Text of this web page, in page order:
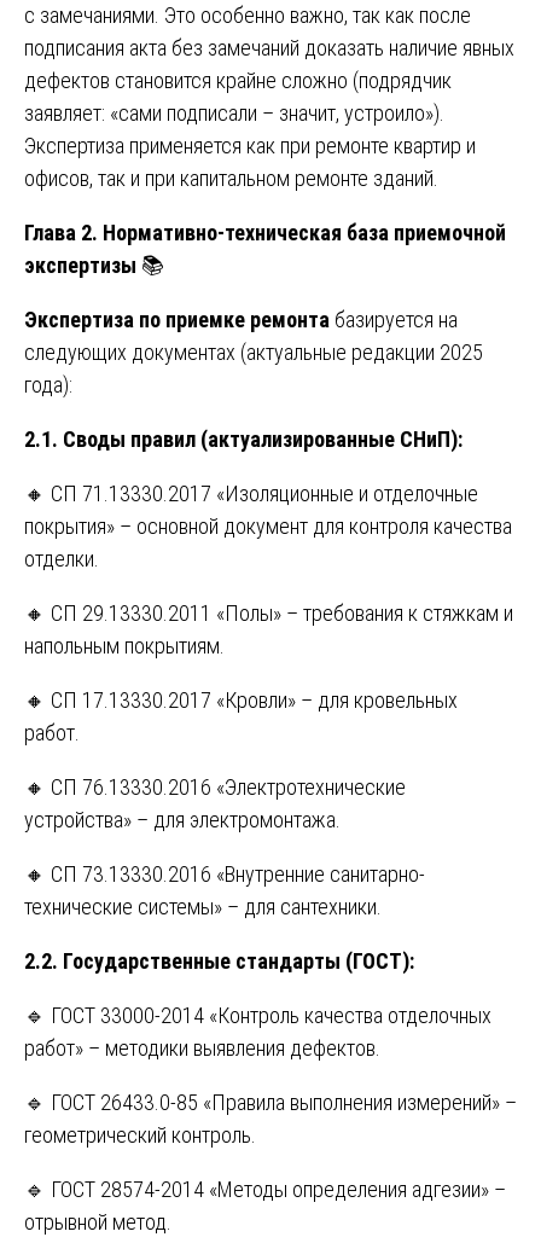
с замечаниями. Это особенно важно, так как после
подписания акта без замечаний доказать наличие явных
дефектов становится крайне сложно (подрядчик
заявляет: «сами подписали – значит, устроило»).
Экспертиза применяется как при ремонте квартир и
офисов, так и при капитальном ремонте зданий.
Глава 2. Нормативно-техническая база приемочной
экспертизы 📚
Экспертиза по приемке ремонта базируется на
следующих документах (актуальные редакции 2025
года):
2.1. Своды правил (актуализированные СНиП):
🔸 СП 71.13330.2017 «Изоляционные и отделочные
покрытия» – основной документ для контроля качества
отделки.
🔸 СП 29.13330.2011 «Полы» – требования к стяжкам и
напольным покрытиям.
🔸 СП 17.13330.2017 «Кровли» – для кровельных
работ.
🔸 СП 76.13330.2016 «Электротехнические
устройства» – для электромонтажа.
🔸 СП 73.13330.2016 «Внутренние санитарно-
технические системы» – для сантехники.
2.2. Государственные стандарты (ГОСТ):
🔹 ГОСТ 33000-2014 «Контроль качества отделочных
работ» – методики выявления дефектов.
🔹 ГОСТ 26433.0-85 «Правила выполнения измерений» –
геометрический контроль.
🔹 ГОСТ 28574-2014 «Методы определения адгезии» –
отрывной метод.